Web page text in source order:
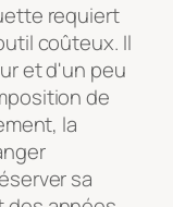
requiert
coûteux. Il
et d'un peu
de
la
sa